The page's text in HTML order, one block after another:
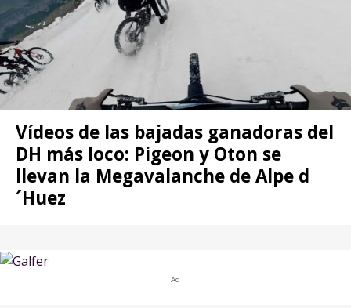
Vídeos de las bajadas ganadoras del
DH más loco: Pigeon y Oton se
llevan la Megavalanche de Alpe d
´Huez
Ad